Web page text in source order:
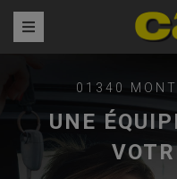
01340
UNE